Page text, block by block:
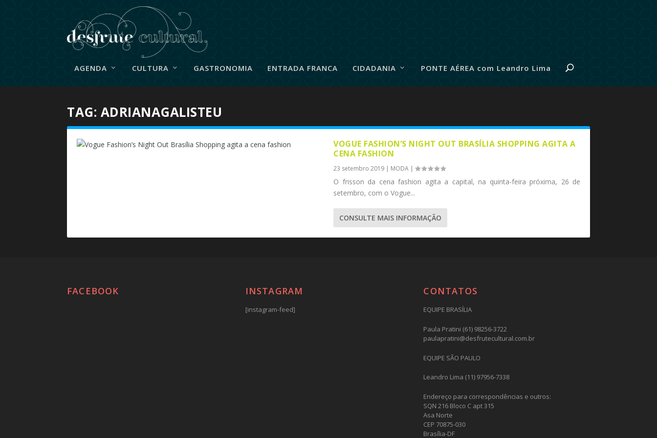
AGENDA CULTURA GASTRONOMIA ENTRADA FRANCA CIDADANIA PONTE AÉREA com Leandro Lima
TAG: ADRIANAGALISTEU
VOGUE FASHION’S NIGHT OUT BRASÍLIA SHOPPING AGITA A
CENA FASHION
23 setembro 2019 | MODA |
O frisson da cena fashion agita a capital, na quinta-feira próxima, 26 de
setembro, com o Vogue...
CONSULTE MAIS INFORMAÇÃO
FACEBOOK INSTAGRAM
[instagram-feed]
CONTATOS
EQUIPE BRASÍLIA
Paula Pratini (61) 98256-3722
paulapratini@desfrutecultural.com.br
EQUIPE SÃO PAULO
Leandro Lima (11) 97956-7338
Endereço para correspondências e outros:
SQN 216 Bloco C apt 315
Asa Norte
CEP 70875-030
Brasília-DF